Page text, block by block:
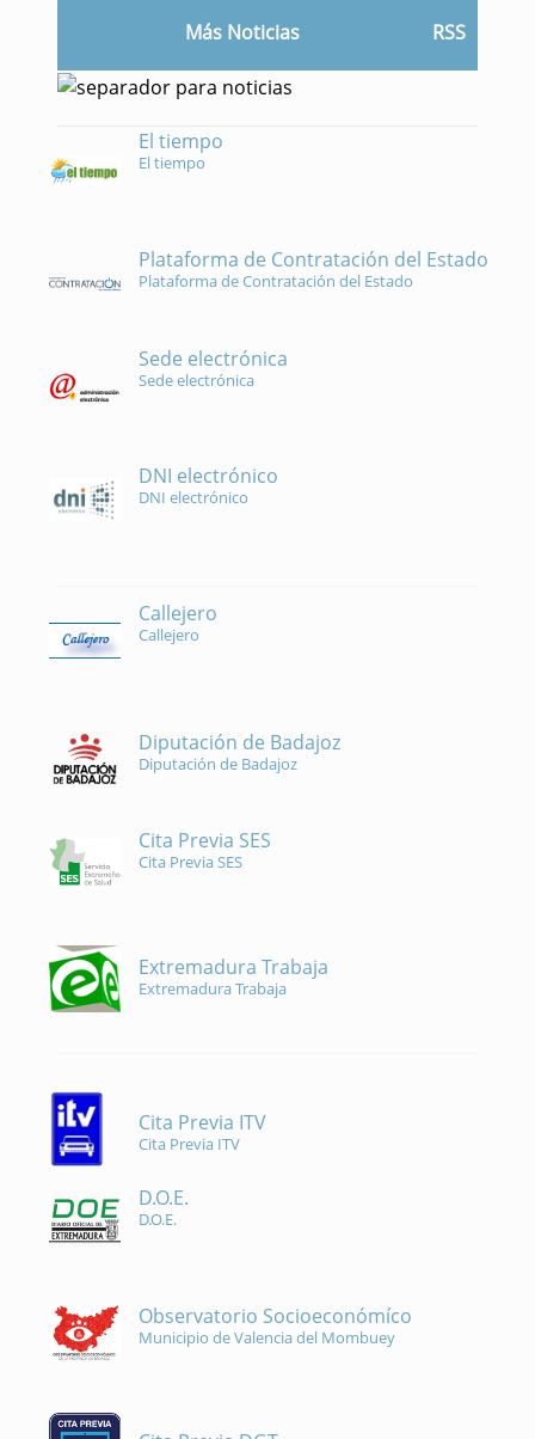
Más Noticias RSS
El tiempo
El tiempo
Plataforma de Contratación del Estado
Plataforma de Contratación del Estado
Sede electrónica
Sede electrónica
DNI electrónico
DNI electrónico
Callejero
Callejero
Diputación de Badajoz
Diputación de Badajoz
Cita Previa SES
Cita Previa SES
Extremadura Trabaja
Extremadura Trabaja
Cita Previa ITV
Cita Previa ITV
D.O.E.
D.O.E.
Observatorio Socioeconómíco
Municipio de Valencia del Mombuey